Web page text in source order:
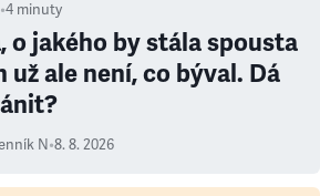
•4 minuty
o jakého by stála spousta
už ale není, co býval. Dá
N•8. 8. 2026